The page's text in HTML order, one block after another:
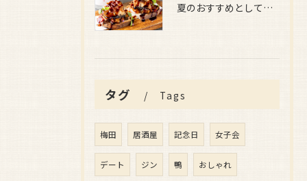
夏のおすすめとしてぜひ味わっていただきたいのが、
タグ Tags
梅田 居酒屋 記念日 女子会
デート ジン 鴨 おしゃれ